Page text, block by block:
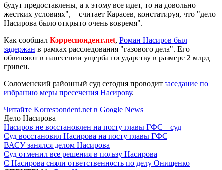
будут предоставлены, а к этому все идет, то на довольно
жестких условиях", – считает Карасев, констатируя, что "дело
Насирова было открыто очень вовремя".
Как сообщал Корреспондент.net, Роман Насиров был
задержан в рамках расследования "газового дела". Его
обвиняют в нанесении ущерба государству в размере 2 млрд
гривен.
Соломенский районный суд сегодня проводит заседание по
избранию меры пресечения Насирову.
Читайте Korrespondent.net в Google News
Дело Насирова
Насиров не восстановлен на посту главы ГФС – суд
Суд восстановил Насирова на посту главы ГФС
ВАСУ занялся делом Насирова
Суд отменил все решения в пользу Насирова
С Насирова сняли ответственность по делу Онищенко